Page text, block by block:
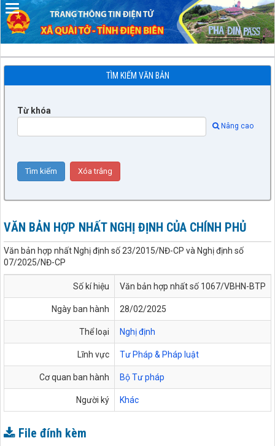
TÌM KIẾM VĂN BẢN
Từ khóa
Nâng cao
VĂN BẢN HỢP NHẤT NGHỊ ĐỊNH CỦA CHÍNH PHỦ
Văn bản hợp nhất Nghị định số 23/2015/NĐ-CP và Nghị định số
07/2025/NĐ-CP
Số kí hiệu Văn bản hợp nhất số 1067/VBHN-BTP
Ngày ban hành 28/02/2025
Thể loại Nghị định
Lĩnh vực Tư Pháp & Pháp luật
Cơ quan ban hành Bộ Tư pháp
Người ký Khác
File đính kèm